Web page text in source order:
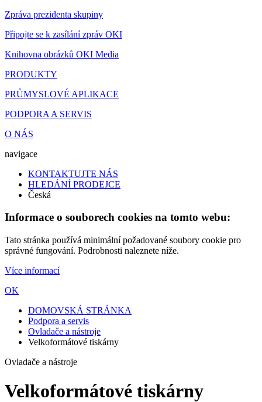
Zpráva prezidenta skupiny
Připojte se k zasílání zpráv OKI
Knihovna obrázků OKI Media
PRODUKTY
PRŮMYSLOVÉ APLIKACE
PODPORA A SERVIS
O NÁS
navigace
KONTAKTUJTE NÁS
HLEDÁNÍ PRODEJCE
Česká
Informace o souborech cookies na tomto webu:
Tato stránka používá minimální požadované soubory cookie pro
správné fungování. Podrobnosti naleznete níže.
Více informací
OK
DOMOVSKÁ STRÁNKA
Podpora a servis
Ovladače a nástroje
Velkoformátové tiskárny
Ovladače a nástroje
Velkoformátové tiskárny